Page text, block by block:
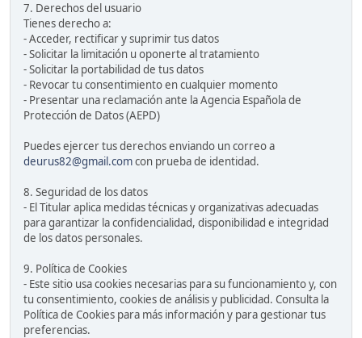
7. Derechos del usuario
Tienes derecho a:
- Acceder, rectificar y suprimir tus datos
- Solicitar la limitación u oponerte al tratamiento
- Solicitar la portabilidad de tus datos
- Revocar tu consentimiento en cualquier momento
- Presentar una reclamación ante la Agencia Española de
Protección de Datos (AEPD)
Puedes ejercer tus derechos enviando un correo a
deurus82@gmail.comcon prueba de identidad.
8. Seguridad de los datos
- El Titular aplica medidas técnicas y organizativas adecuadas
para garantizar la confidencialidad, disponibilidad e integridad
de los datos personales.
9. Política de Cookies
- Este sitio usa cookies necesarias para su funcionamiento y, con
tu consentimiento, cookies de análisis y publicidad. Consulta la
Política de Cookies para más información y para gestionar tus
preferencias.